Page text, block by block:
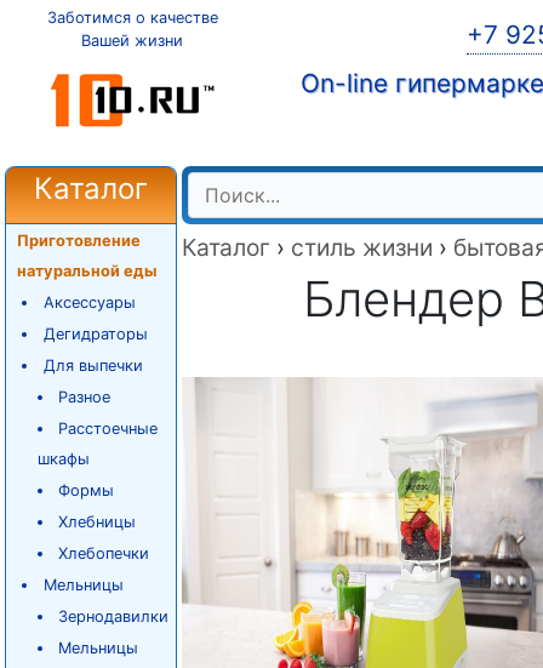
Заботимся о качестве
Вашей жизни
+7
On-line
Каталог
Приготовление
натуральной еды
Аксессуары
Дегидраторы
Для выпечки
Разное
Расстоечные
шкафы
Формы
Хлебницы
Хлебопечки
Мельницы
Зернодавилки
Мельницы
Каталог › стиль жизни ›
Блендер